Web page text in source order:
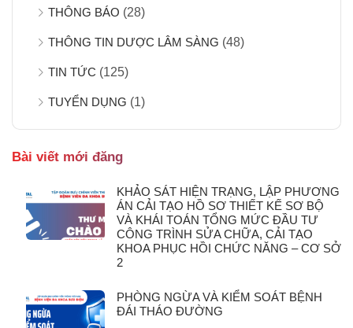
THÔNG BÁO (28)
THÔNG TIN DƯỢC LÂM SÀNG (48)
TIN TỨC (125)
TUYỂN DỤNG (1)
Bài viết mới đăng
KHẢO SÁT HIỆN TRẠNG, LẬP PHƯƠNG
ÁN CẢI TẠO HỒ SƠ THIẾT KẾ SƠ BỘ
VÀ KHÁI TOÁN TỔNG MỨC ĐẦU TƯ
CÔNG TRÌNH SỬA CHỮA, CẢI TẠO
KHOA PHỤC HỒI CHỨC NĂNG – CƠ SỞ
2
PHÒNG NGỪA VÀ KIỂM SOÁT BỆNH
ĐÁI THÁO ĐƯỜNG